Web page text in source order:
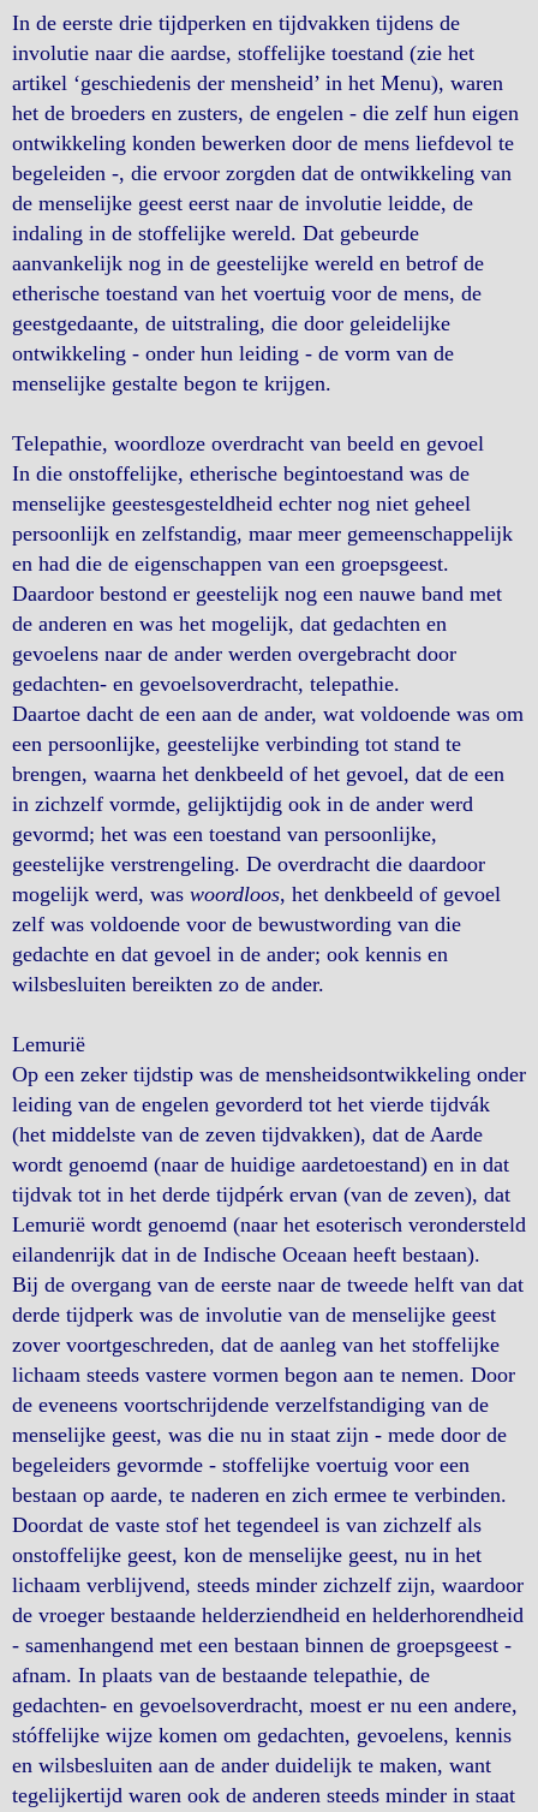
In de eerste drie tijdperken en tijdvakken tijdens de
involutie naar die aardse, stoffelijke toestand (zie het
artikel ‘geschiedenis der mensheid’ in het Menu), waren
het de broeders en zusters, de engelen - die zelf hun eigen
ontwikkeling konden bewerken door de mens liefdevol te
begeleiden -, die ervoor zorgden dat de ontwikkeling van
de menselijke geest eerst naar de involutie leidde, de
indaling in de stoffelijke wereld. Dat gebeurde
aanvankelijk nog in de geestelijke wereld en betrof de
etherische toestand van het voertuig voor de mens, de
geestgedaante, de uitstraling, die door geleidelijke
ontwikkeling - onder hun leiding - de vorm van de
menselijke gestalte begon te krijgen.
Telepathie, woordloze overdracht van beeld en gevoel
In die onstoffelijke, etherische begintoestand was de
menselijke geestesgesteldheid echter nog niet geheel
persoonlijk en zelfstandig, maar meer gemeenschappelijk
en had die de eigenschappen van een groepsgeest.
Daardoor bestond er geestelijk nog een nauwe band met
de anderen en was het mogelijk, dat gedachten en
gevoelens naar de ander werden overgebracht door
gedachten- en gevoelsoverdracht, telepathie.
Daartoe dacht de een aan de ander, wat voldoende was om
een persoonlijke, geestelijke verbinding tot stand te
brengen, waarna het denkbeeld of het gevoel, dat de een
in zichzelf vormde, gelijktijdig ook in de ander werd
gevormd; het was een toestand van persoonlijke,
geestelijke verstrengeling. De overdracht die daardoor
mogelijk werd, was woordloos, het denkbeeld of gevoel
zelf was voldoende voor de bewustwording van die
gedachte en dat gevoel in de ander; ook kennis en
wilsbesluiten bereikten zo de ander.
Lemurië
Op een zeker tijdstip was de mensheidsontwikkeling onder
leiding van de engelen gevorderd tot het vierde tijdvák
(het middelste van de zeven tijdvakken), dat de Aarde
wordt genoemd (naar de huidige aardetoestand) en in dat
tijdvak tot in het derde tijdpérk ervan (van de zeven), dat
Lemurië wordt genoemd (naar het esoterisch verondersteld
eilandenrijk dat in de Indische Oceaan heeft bestaan).
Bij de overgang van de eerste naar de tweede helft van dat
derde tijdperk was de involutie van de menselijke geest
zover voortgeschreden, dat de aanleg van het stoffelijke
lichaam steeds vastere vormen begon aan te nemen. Door
de eveneens voortschrijdende verzelfstandiging van de
menselijke geest, was die nu in staat zijn - mede door de
begeleiders gevormde - stoffelijke voertuig voor een
bestaan op aarde, te naderen en zich ermee te verbinden.
Doordat de vaste stof het tegendeel is van zichzelf als
onstoffelijke geest, kon de menselijke geest, nu in het
lichaam verblijvend, steeds minder zichzelf zijn, waardoor
de vroeger bestaande helderziendheid en helderhorendheid
- samenhangend met een bestaan binnen de groepsgeest -
afnam. In plaats van de bestaande telepathie, de
gedachten- en gevoelsoverdracht, moest er nu een andere,
stóffelijke wijze komen om gedachten, gevoelens, kennis
en wilsbesluiten aan de ander duidelijk te maken, want
tegelijkertijd waren ook de anderen steeds minder in staat